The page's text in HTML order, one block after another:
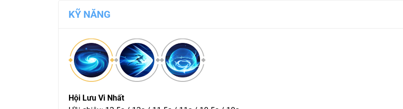
KỸ NĂNG
Hội Lưu Vi Nhất